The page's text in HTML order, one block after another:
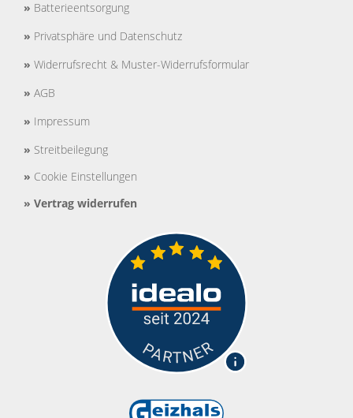
» Batterieentsorgung
» Privatsphäre und Datenschutz
» Widerrufsrecht & Muster-Widerrufsformular
» AGB
» Impressum
» Streitbeilegung
» Cookie Einstellungen
» Vertrag widerrufen